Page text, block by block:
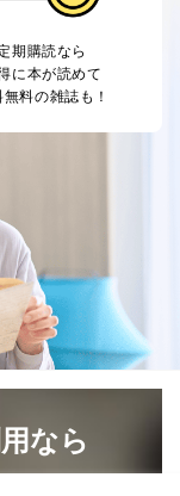
に対して協力
それがあると
秘義務を結ん
取扱いを委
囲で委託・提
ります。
うな企業です
社 、クレジッ
収会社、広
会社、販売
会社、新聞
いて利用目的
期購読なら
に本が読めて
無料の雑誌も！
なら